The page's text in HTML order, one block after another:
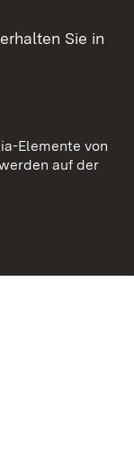
Sie in
Elemente von
auf der